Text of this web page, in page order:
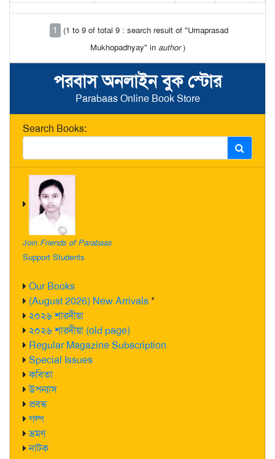
পরবাস অনলাইন বুক স্টোর
Parabaas Online Book Store
Search Books:
Join Friends of Parabaas
Support Students
Our Books
(August 2026) New Arrivals*
২০২৬ শারদীয়া
২০২৬ শারদীয়া (old page)
Regular Magazine Subscription
Special Issues
কবিতা
উপন্যাস
প্রবন্ধ
গল্প
ভ্রমণ
নাটক
1
(1 to 9 of total 9 : search result of "Umaprasad
Mukhopadhyay" in author)